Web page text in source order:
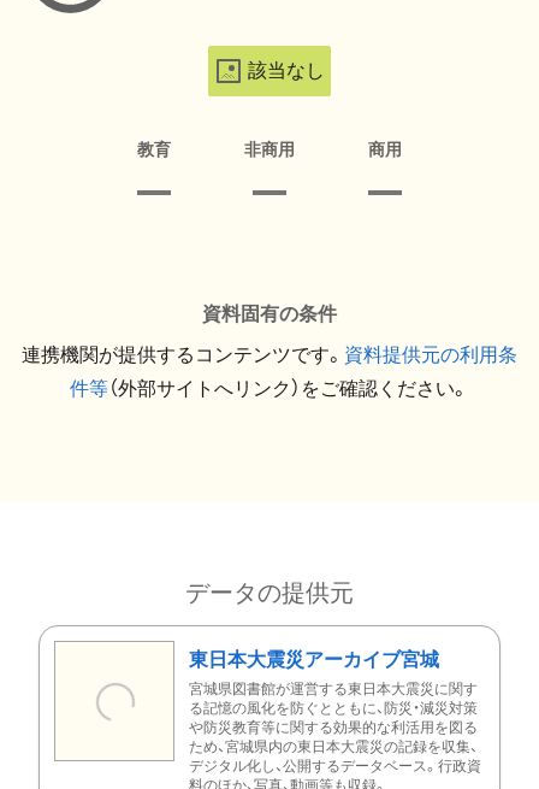
該当なし
教育 非商用 商用
資料固有の条件
連携機関が提供するコンテンツです。 資料提供元の利用条
件等（外部サイトへリンク）をご確認ください。
データの提供元
東日本大震災アーカイブ宮城
宮城県図書館が運営する東日本大震災に関す
る記憶の風化を防ぐとともに、防災・減災対策
や防災教育等に関する効果的な利活用を図る
ため、宮城県内の東日本大震災の記録を収集、
デジタル化し、公開するデータベース。行政資
料のほか、写真、動画等も収録。